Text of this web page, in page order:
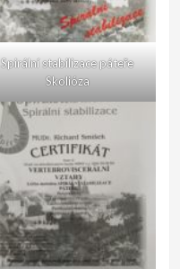
Spirální stabilizace páteře
Skolióza